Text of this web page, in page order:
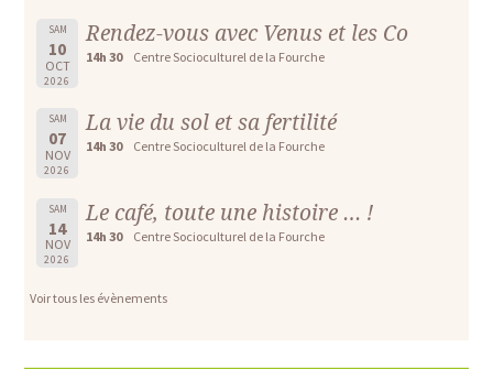
SAM
10
OCT
2026
Rendez-vous avec Venus et les Co
14h 30 Centre Socioculturel de la Fourche
SAM
07
NOV
2026
La vie du sol et sa fertilité
14h 30 Centre Socioculturel de la Fourche
SAM
14
NOV
2026
Le café, toute une histoire … !
14h 30 Centre Socioculturel de la Fourche
Voir tous les évènements